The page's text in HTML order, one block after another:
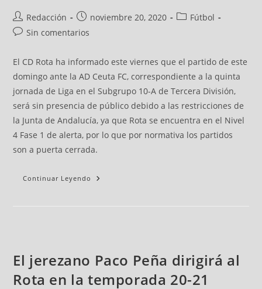
Redacción noviembre 20, 2020
Fútbol
Sin comentarios
El CD Rota ha informado este viernes que el partido de este
domingo ante la AD Ceuta FC, correspondiente a la quinta
jornada de Liga en el Subgrupo 10-A de Tercera División,
será sin presencia de público debido a las restricciones de
la Junta de Andalucía, ya que Rota se encuentra en el Nivel
4 Fase 1 de alerta, por lo que por normativa los partidos
son a puerta cerrada.
Continuar Leyendo
El jerezano Paco Peña dirigirá al
Rota en la temporada 20-21